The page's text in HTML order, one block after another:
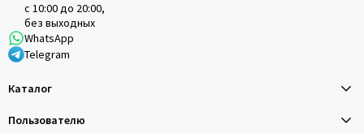
с 10:00 до 20:00,
без выходных
WhatsApp
Telegram
Каталог
Пользователю